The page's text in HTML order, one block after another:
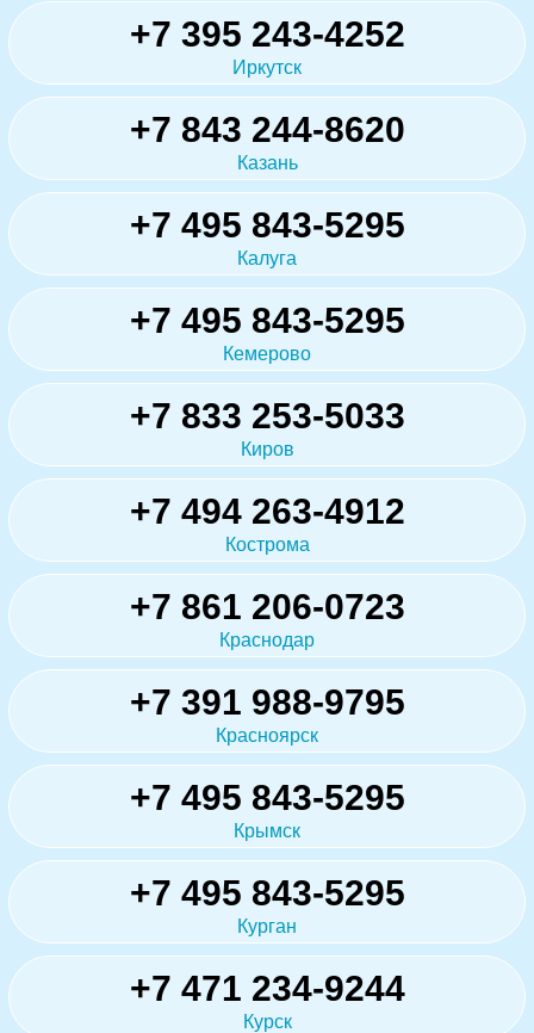
+7 395 243-4252
Иркутск
+7 843 244-8620
Казань
+7 495 843-5295
Калуга
+7 495 843-5295
Кемерово
+7 833 253-5033
Киров
+7 494 263-4912
Кострома
+7 861 206-0723
Краснодар
+7 391 988-9795
Красноярск
+7 495 843-5295
Крымск
+7 495 843-5295
Курган
+7 471 234-9244
Курск